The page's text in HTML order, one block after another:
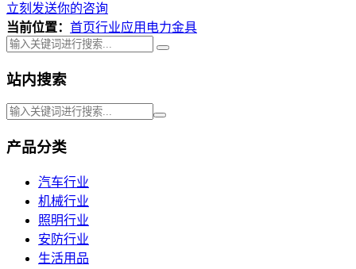
立刻发送你的咨询
当前位置： 首页行业应用 电力金具
站内搜索
产品分类
汽车行业
机械行业
照明行业
安防行业
生活用品